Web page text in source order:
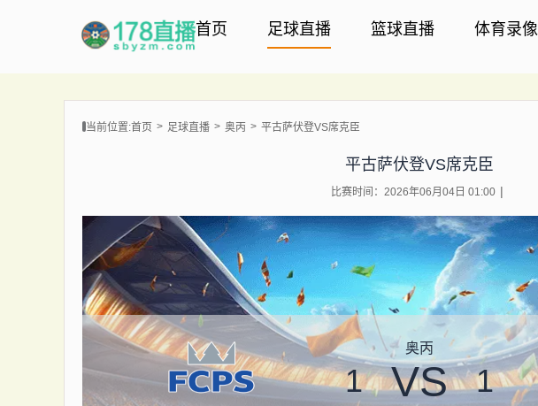
首页 足球直播 篮球直播 体育录像
当前位置:首页 足球直播 奥丙 平古萨伏登VS席克臣
平古萨伏登VS席克臣
比赛时间：2026年06月04日 01:00
奥丙
1 VS 1